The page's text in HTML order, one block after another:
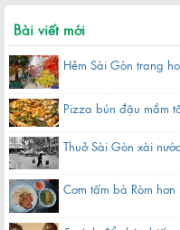
Bài viết mới
Hẻm Sài Gòn trang
Pizza bún đậu mắm
Thuở Sài Gòn xài
Cơm tấm bà Ròm